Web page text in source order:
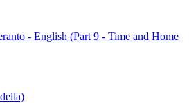
- English (Part 9 - Time and Home